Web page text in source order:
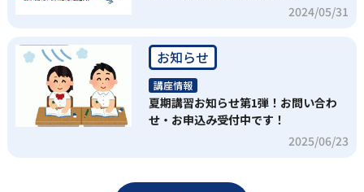
2024/05/31
お知らせ
講座情報
夏期講習お知らせ第1弾！お問い合わ
せ・お申込み受付中です！
2025/06/23